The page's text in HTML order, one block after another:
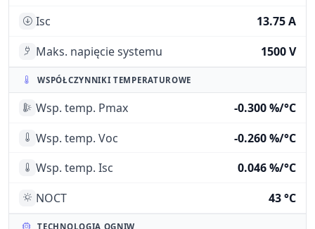
Isc
13.75 A
Maks. napięcie systemu
1500 V
WSPÓŁCZYNNIKI TEMPERATUROWE
Wsp. temp. Pmax
-0.300 %/°C
Wsp. temp. Voc
-0.260 %/°C
Wsp. temp. Isc
0.046 %/°C
NOCT
43 °C
TECHNOLOGIA OGNIW